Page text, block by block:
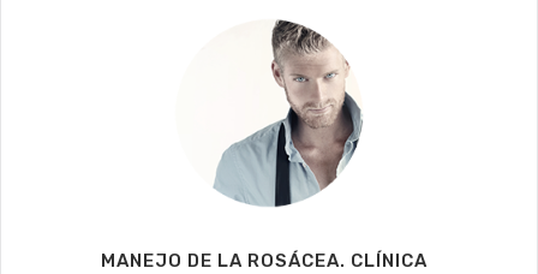
MANEJO DE LA ROSÁCEA. CLÍNICA